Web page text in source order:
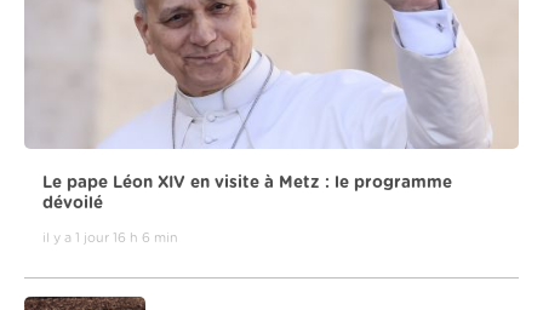
Le pape Léon XIV en visite à Metz : le programme
dévoilé
il y a 1 jour 16 h 6 min